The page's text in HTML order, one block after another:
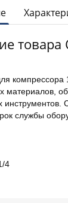
товара
компрессора
материалов,
инструментов.
службы
4